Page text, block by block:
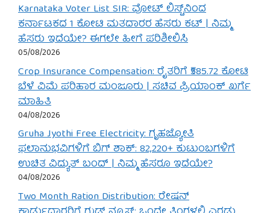
Karnataka Voter List SIR: ವೋಟ್ ಲಿಸ್ಟ್‌ನಿಂದ
ಕರ್ನಾಟಕದ 1 ಕೋಟಿ ಮತದಾರರ ಹೆಸರು ಕಟ್ | ನಿಮ್ಮ
ಹೆಸರು ಇದೆಯೇ? ಈಗಲೇ ಹೀಗೆ ಪರಿಶೀಲಿಸಿ
05/08/2026
Crop Insurance Compensation: ರೈತರಿಗೆ ₹585.72 ಕೋಟಿ
ಬೆಳೆ ವಿಮೆ ಪರಿಹಾರ ಮಂಜೂರು | ಸಚಿವ ಪ್ರಿಯಾಂಕ್ ಖರ್ಗೆ
ಮಾಹಿತಿ
04/08/2026
Gruha Jyothi Free Electricity: ಗೃಹಜ್ಯೋತಿ
ಫಲಾನುಭವಿಗಳಿಗೆ ಬಿಗ್ ಶಾಕ್: 82,220+ ಕುಟುಂಬಗಳಿಗೆ
ಉಚಿತ ವಿದ್ಯುತ್ ಬಂದ್ | ನಿಮ್ಮ ಹೆಸರೂ ಇದೆಯೇ?
04/08/2026
Two Month Ration Distribution: ರೇಷನ್